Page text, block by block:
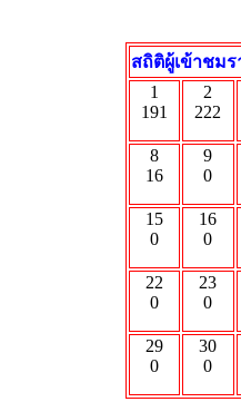
สถิติผู้เข้าชม
1
191
2
222
8
16
9
0
15
0
16
0
22
0
23
0
29
0
30
0